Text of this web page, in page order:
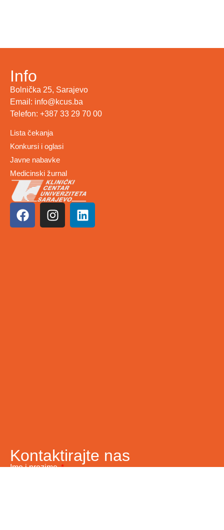
Info
Bolnička 25, Sarajevo
Email: info@kcus.ba
Telefon: +387 33 29 70 00
Lista čekanja
Konkursi i oglasi
Javne nabavke
Medicinski žurnal
Kontaktirajte nas
Ime i prezime